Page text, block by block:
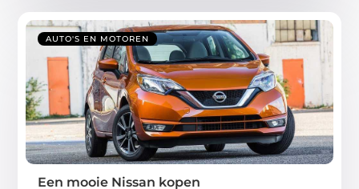
AUTO'S EN MOTOREN
Een mooie Nissan kopen